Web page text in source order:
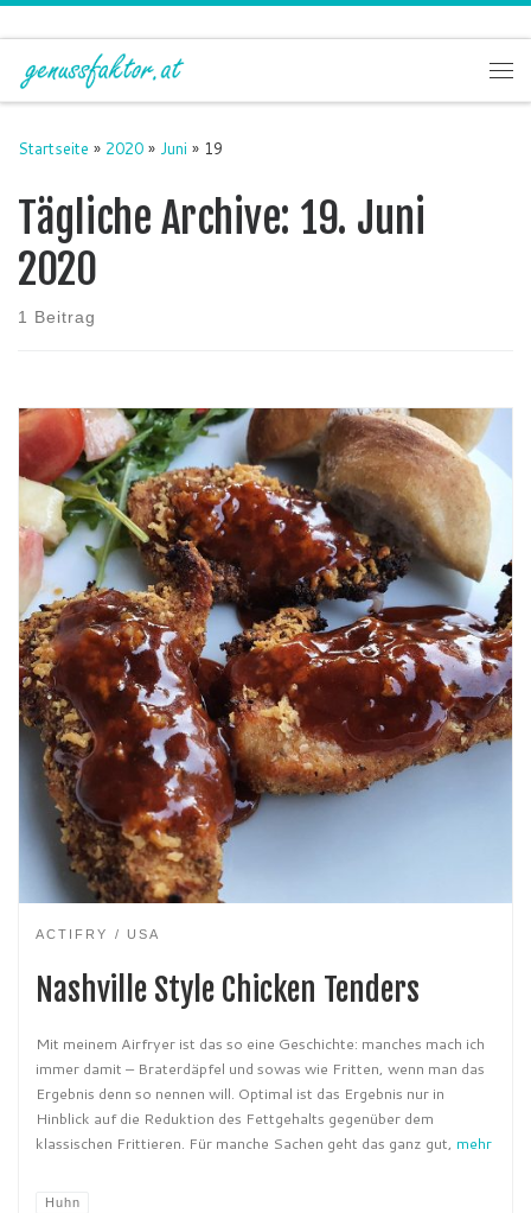
Zum Inhalt springen
Startseite » 2020 » Juni » 19
Tägliche Archive: 19. Juni
2020
1 Beitrag
ACTIFRY USA
Nashville Style Chicken Tenders
Mit meinem Airfryer ist das so eine Geschichte: manches mach ich
immer damit – Braterdäpfel und sowas wie Fritten, wenn man das
Ergebnis denn so nennen will. Optimal ist das Ergebnis nur in
Hinblick auf die Reduktion des Fettgehalts gegenüber dem
klassischen Frittieren. Für manche Sachen geht das ganz gut, mehr
Huhn